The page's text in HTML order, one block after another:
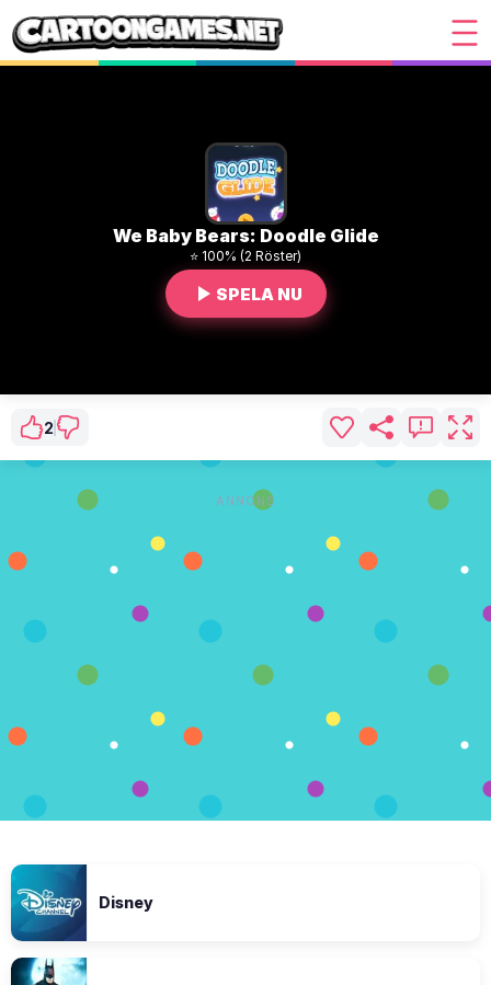
We Baby Bears: Doodle Glide
⭐ 100% (2 Röster)
SPELA NU
2
ANNONS
Disney